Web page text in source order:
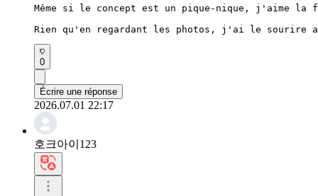
Même si le concept est un pique-nique, j'aime
Rien qu'en regardant les photos, j'ai le sourire
0
Écrire une réponse
2026.07.01 22:17
호크아이123